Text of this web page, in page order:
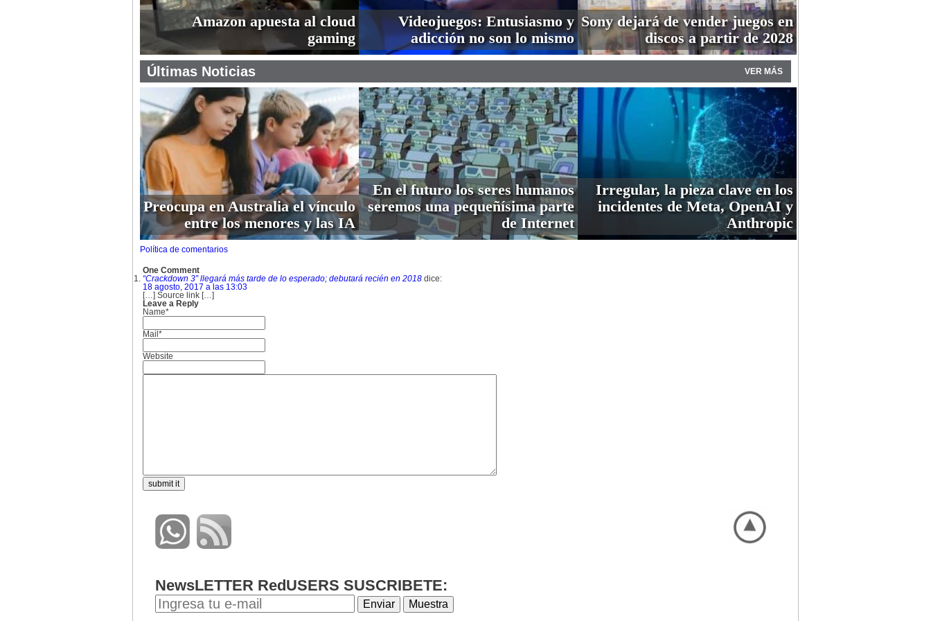
Amazon apuesta al cloud
gaming
Videojuegos: Entusiasmo y
adicción no son lo mismo
Sony dejará de vender juegos en
discos a partir de 2028
Últimas Noticias VER MÁS
Preocupa en Australia el vínculo
entre los menores y las IA
En el futuro los seres humanos
seremos una pequeñísima parte
de Internet
Irregular, la pieza clave en los
incidentes de Meta, OpenAI y
Anthropic
Política de comentarios
One Comment
“Crackdown 3” llegará más tarde de lo esperado; debutará recién en 2018 dice:
18 agosto, 2017 a las 13:03
[…] Source link […]
Leave a Reply
Name*
Mail*
Website
NewsLETTER RedUSERS SUSCRIBETE: